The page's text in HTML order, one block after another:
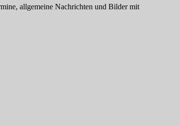
allgemeine Nachrichten und Bilder mit